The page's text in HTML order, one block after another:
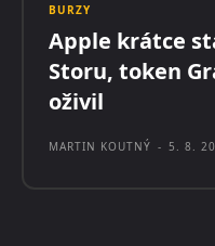
BURZY
Apple krátce
Storu, token
oživil
MARTIN KOUTNÝ - 5. 8.